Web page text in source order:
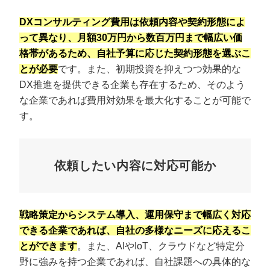
DXコンサルティング費用は依頼内容や契約形態によ
って異なり、月額30万円から数百万円まで幅広い価
格帯があるため、自社予算に応じた契約形態を選ぶこ
とが必要です。また、初期投資を抑えつつ効果的な
DX推進を提供できる企業も存在するため、そのよう
な企業であれば費用対効果を最大化することが可能で
す。
依頼したい内容に対応可能か
戦略策定からシステム導入、運用保守まで幅広く対応
できる企業であれば、自社の多様なニーズに応えるこ
とができます。また、AIやIoT、クラウドなど特定分
野に強みを持つ企業であれば、自社課題への具体的な